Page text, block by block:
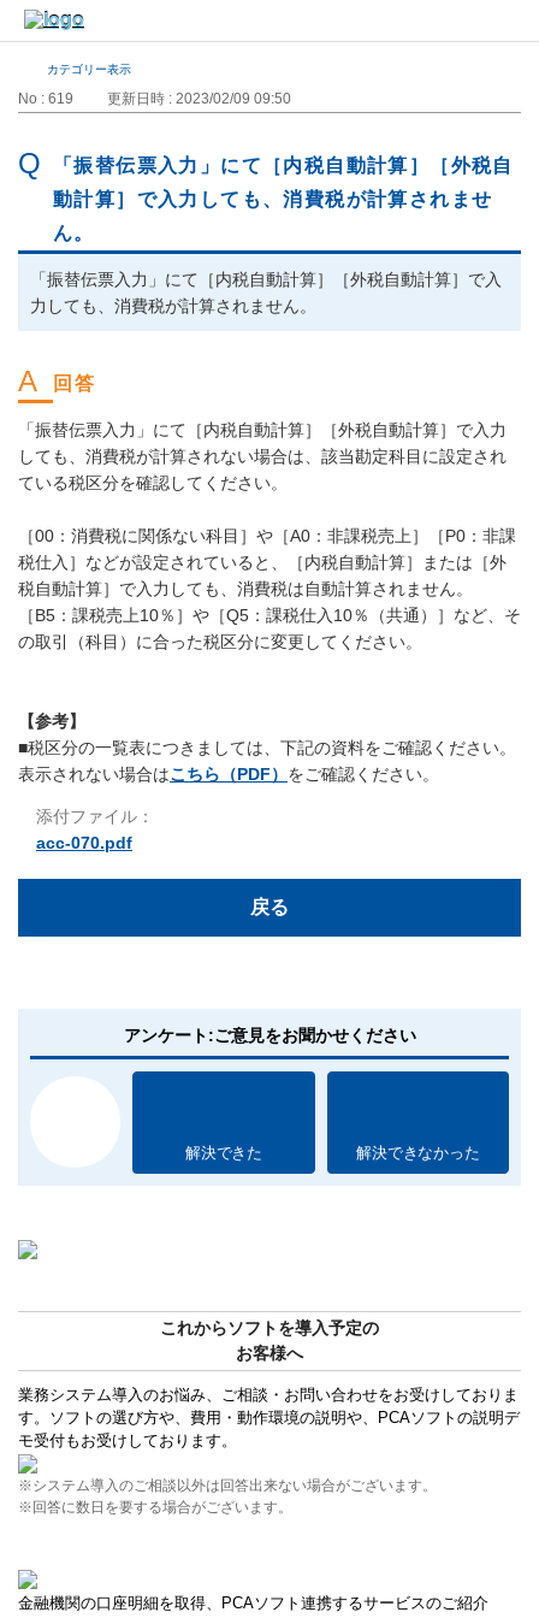
カテゴリー表示
No : 619 更新日時 : 2023/02/09 09:50
「振替伝票入力」にて［内税自動計算］［外税自
動計算］で入力しても、消費税が計算されませ
ん。
「振替伝票入力」にて［内税自動計算］［外税自動計算］で入
力しても、消費税が計算されません。
「振替伝票入力」にて［内税自動計算］［外税自動計算］で入力
しても、消費税が計算されない場合は、該当勘定科目に設定され
ている税区分を確認してください。
［00：消費税に関係ない科目］や［A0：非課税売上］［P0：非課
税仕入］などが設定されていると、［内税自動計算］または［外
税自動計算］で入力しても、消費税は自動計算されません。
［B5：課税売上10％］や［Q5：課税仕入10％（共通）］など、そ
の取引（科目）に合った税区分に変更してください。
【参考】
■税区分の一覧表につきましては、下記の資料をご確認ください。
表示されない場合はこちら（PDF） をご確認ください。
添付ファイル：
acc-070.pdf
戻る
アンケート:ご意見をお聞かせください
解決できた 解決できなかった
これからソフトを導入予定の
お客様へ
業務システム導入のお悩み、ご相談・お問い合わせをお受けしておりま
す。ソフトの選び方や、費用・動作環境の説明や、PCAソフトの説明デ
モ受付もお受けしております。
※システム導入のご相談以外は回答出来ない場合がございます。
※回答に数日を要する場合がございます。
金融機関の口座明細を取得、PCAソフト連携するサービスのご紹介